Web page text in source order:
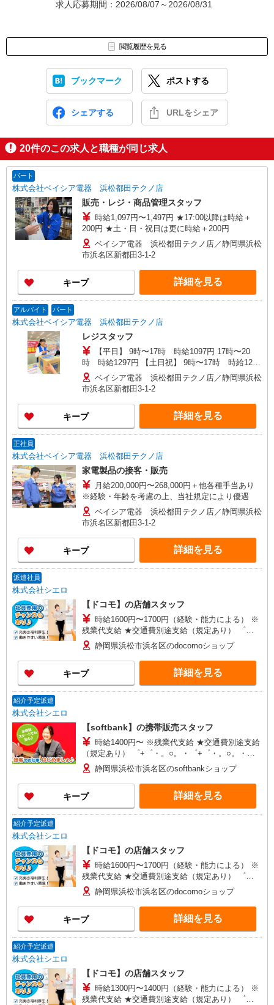
求人応募期間：2026/08/07～2026/08/31
閲覧履歴を見る
ブックマーク ポストする
シェアする URLをシェア
20件のこの求人と職種が同じ求人
パート
株式会社ベイシア電器 浜松都田テクノ店
販売・レジ・商品管理スタッフ
時給1,097円〜1,497円 ★17:00以降は時給＋
200円 ★土・日・祝日は更に時給＋200円
ベイシア電器 浜松都田テクノ店／静岡県浜松
市浜名区新都田3-1-2
キープ 詳細を見る
アルバイト パート
株式会社ベイシア電器 浜松都田テクノ店
レジスタッフ
【平日】 9時〜17時 時給1097円 17時〜20
時 時給1297円 【土日祝】 9時〜17時 時給1297
円 17時〜20時 時給1497円 ★17:00以降は時給＋
200円 ★土・日・祝日は更に時給＋200円
ベイシア電器 浜松都田テクノ店／静岡県浜松
市浜名区新都田3-1-2
キープ 詳細を見る
正社員
株式会社ベイシア電器 浜松都田テクノ店
家電製品の接客・販売
月給200,000円〜268,000円＋他各種手当あり
※経験・年齢を考慮の上、当社規定により優遇
ベイシア電器 浜松都田テクノ店／静岡県浜松
市浜名区新都田3-1-2
キープ 詳細を見る
派遣社員
株式会社シエロ
【ドコモ】の店舗スタッフ
時給1600円〜1700円（経験・能力による） ※
残業代支給 ★交通費別途支給（規定あり） ゜
+゜・。○。・゜+゜・。○。・゜+゜ 入社祝い金10
万円支給(規定有) お友達を紹介頂くと, インセンテ
ィブ支給(規定有) ★月2回払い・週払い可能（規程
有）★ ゜・。○。・゜+゜・。○。・゜+゜
静岡県浜松市浜名区のdocomoショップ
キープ 詳細を見る
紹介予定派遣
株式会社シエロ
【softbank】の携帯販売スタッフ
時給1400円〜 ※残業代支給 ★交通費別途支給
（規定あり） ゜+゜・。○。・゜+゜・。○。・゜
+゜ 入社祝い金10万円支給(規定有) お友達を紹介
頂くと, インセンティブ支給(規定有) ★月2回払
い・週払い可能（規程有）★ ゜・。○。・゜
+゜・。○。・゜+゜
静岡県浜松市浜名区のsoftbankショップ
キープ 詳細を見る
紹介予定派遣
株式会社シエロ
【ドコモ】の店舗スタッフ
時給1600円〜1700円（経験・能力による） ※
残業代支給 ★交通費別途支給（規定あり） ゜
+゜・。○。・゜+゜・。○。・゜+゜ 入社祝い金10
万円支給(規定有) お友達を紹介頂くと, インセンテ
ィブ支給(規定有) ★月2回払い・週払い可能（規程
有）★ ゜・。○。・゜+゜・。○。・゜+゜
静岡県浜松市浜名区のdocomoショップ
キープ 詳細を見る
紹介予定派遣
株式会社シエロ
【ドコモ】の店舗スタッフ
時給1300円〜1400円（経験・能力による） ※
残業代支給 ★交通費別途支給（規定あり） ゜